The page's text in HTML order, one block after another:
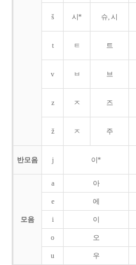
š 시* 슈, 시
t ㅌ 트
v ㅂ 브
z ㅈ 즈
ž ㅈ 주
반모음 j 이*
모음
a 아
e 에
i 이
o 오
u 우